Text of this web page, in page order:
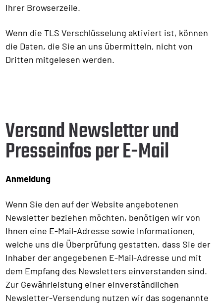
Ihrer Browserzeile.
Wenn die TLS Verschlüsselung aktiviert ist, können
die Daten, die Sie an uns übermitteln, nicht von
Dritten mitgelesen werden.
Versand Newsletter und
Presseinfos per E-Mail
Anmeldung
Wenn Sie den auf der Website angebotenen
Newsletter beziehen möchten, benötigen wir von
Ihnen eine E-Mail-Adresse sowie Informationen,
welche uns die Überprüfung gestatten, dass Sie der
Inhaber der angegebenen E-Mail-Adresse und mit
dem Empfang des Newsletters einverstanden sind.
Zur Gewährleistung einer einverständlichen
Newsletter-Versendung nutzen wir das sogenannte